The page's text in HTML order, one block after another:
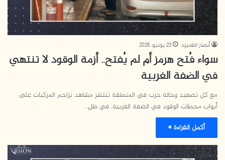
أنصار اطميزه 23 يونيو، 2026
سواء فُتح هرمز أم لم يُفتح.. أزمة الوقود لا تنتهي
في الضفة الغربية
مع كل تصعيد وحالة حرب في المنطقة تنتشر مشاهد تزاحم المركبات على
أبواب محطات الوقود في الضفة الغربية، في ظل…
أكمل القراءة »